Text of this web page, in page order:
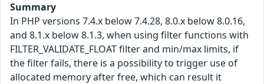
Summary
In PHP versions 7.4.x below 7.4.28, 8.0.x below 8.0.16,
and 8.1.x below 8.1.3, when using filter functions with
FILTER_VALIDATE_FLOAT filter and min/max limits, if
the filter fails, there is a possibility to trigger use of
allocated memory after free, which can result it